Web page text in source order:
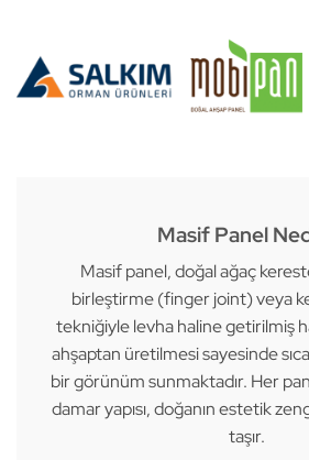
Masif Panel
Masif panel, doğal ağaç
birleştirme (finger joint) veya
tekniğiyle levha haline getirilmiş
ahşaptan üretilmesi sayesinde
bir görünüm sunmaktadır. Her
damar yapısı, doğanın estetik
taşır.